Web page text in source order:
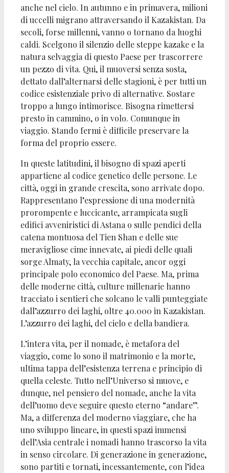
anche nel cielo. In autunno e in primavera, milioni
di uccelli migrano attraversando il Kazakistan. Da
secoli, forse millenni, vanno o tornano da luoghi
caldi. Scelgono il silenzio delle steppe kazake e la
natura selvaggia di questo Paese per trascorrere
un pezzo di vita. Qui, il muoversi senza sosta,
dettato dall’alternarsi delle stagioni, è per tutti un
codice esistenziale privo di alternative. Sostare
troppo a lungo intimorisce. Bisogna rimettersi
presto in cammino, o in volo. Comunque in
viaggio. Stando fermi è difficile preservare la
forma del proprio essere.
In queste latitudini, il bisogno di spazi aperti
appartiene al codice genetico delle persone. Le
città, oggi in grande crescita, sono arrivate dopo.
Rappresentano l’espressione di una modernità
prorompente e luccicante, arrampicata sugli
edifici avveniristici di Astana o sulle pendici della
catena montuosa del Tien Shan e delle sue
meravigliose cime innevate, ai piedi delle quali
sorge Almaty, la vecchia capitale, ancor oggi
principale polo economico del Paese. Ma, prima
delle moderne città, culture millenarie hanno
tracciato i sentieri che solcano le valli punteggiate
dall’azzurro dei laghi, oltre 40.000 in Kazakistan.
L’azzurro dei laghi, del cielo e della bandiera.
L’intera vita, per il nomade, è metafora del
viaggio, come lo sono il matrimonio e la morte,
ultima tappa dell’esistenza terrena e principio di
quella celeste. Tutto nell’Universo si muove, e
dunque, nel pensiero del nomade, anche la vita
dell’uomo deve seguire questo eterno “andare”.
Ma, a differenza del moderno viaggiare, che ha
uno sviluppo lineare, in questi spazi immensi
dell’Asia centrale i nomadi hanno trascorso la vita
in senso circolare. Di generazione in generazione,
sono partiti e tornati, incessantemente, con l’idea